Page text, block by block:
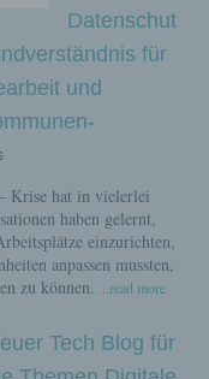
Datenschut
für
und
Krise hat in vielerlei
haben gelernt,
einzurichten,
anpassen mussten,
zu können. ...read more
Tech Blog für